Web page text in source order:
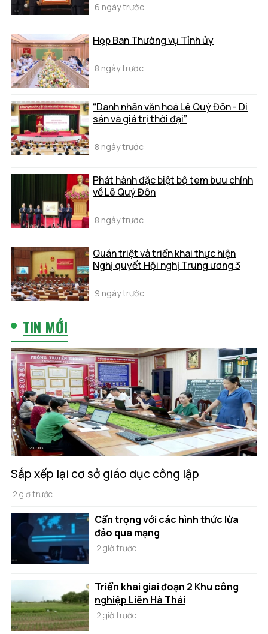
6 ngày trước
Họp Ban Thường vụ Tỉnh ủy
8 ngày trước
“Danh nhân văn hoá Lê Quý Đôn - Di
sản và giá trị thời đại”
8 ngày trước
Phát hành đặc biệt bộ tem bưu chính
về Lê Quý Đôn
8 ngày trước
Quán triệt và triển khai thực hiện
Nghị quyết Hội nghị Trung ương 3
9 ngày trước
TIN MỚI
Sắp xếp lại cơ sở giáo dục công lập
2 giờ trước
Cẩn trọng với các hình thức lừa
đảo qua mạng
2 giờ trước
Triển khai giai đoạn 2 Khu công
nghiệp Liên Hà Thái
2 giờ trước